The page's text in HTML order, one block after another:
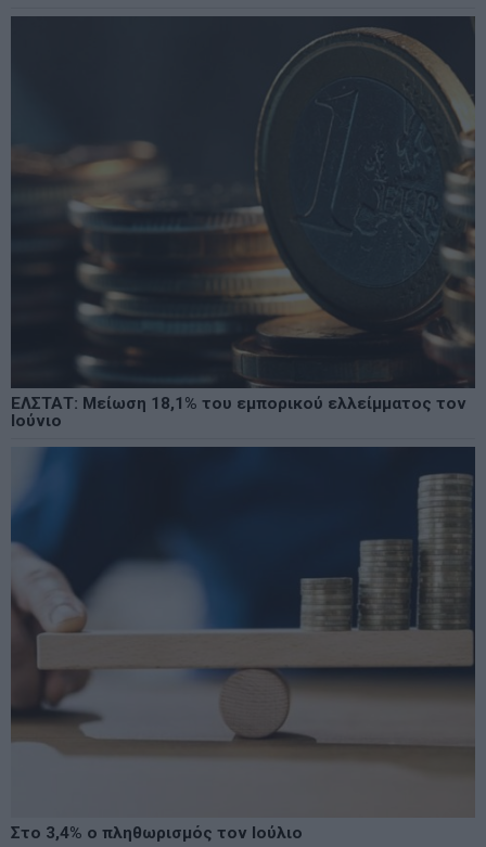
ΕΛΣΤΑΤ: Μείωση 18,1% του εμπορικού ελλείμματος τον
Ιούνιο
Στο 3,4% ο πληθωρισμός τον Ιούλιο